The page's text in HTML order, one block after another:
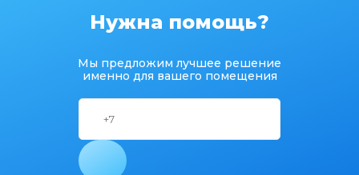
Нужна помощь?
Мы предложим лучшее решение
именно для вашего помещения